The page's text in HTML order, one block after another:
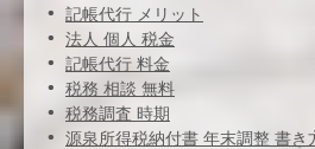
記帳代行 メリット
法人 個人 税金
記帳代行 料金
税務 相談 無料
税務調査 時期
源泉所得税納付書 年末調整 書き